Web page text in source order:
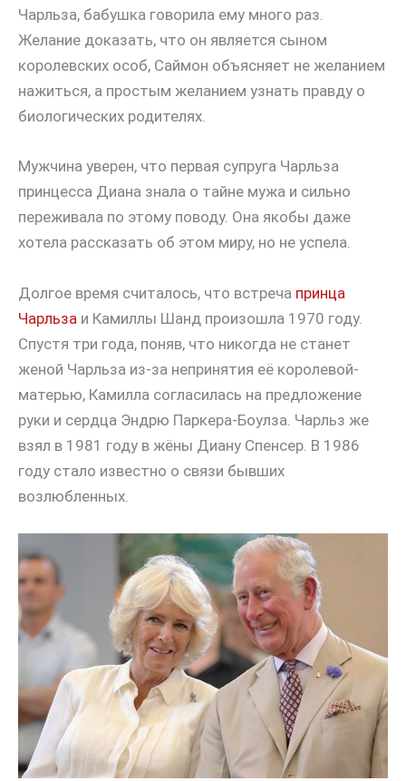
Чарльза, бабушка говорила ему много раз.
Желание доказать, что он является сыном
королевских особ, Саймон объясняет не желанием
нажиться, а простым желанием узнать правду о
биологических родителях.
Мужчина уверен, что первая супруга Чарльза
принцесса Диана знала о тайне мужа и сильно
переживала по этому поводу. Она якобы даже
хотела рассказать об этом миру, но не успела.
Долгое время считалось, что встреча принца
Чарльза и Камиллы Шанд произошла 1970 году.
Спустя три года, поняв, что никогда не станет
женой Чарльза из-за непринятия её королевой-
матерью, Камилла согласилась на предложение
руки и сердца Эндрю Паркера-Боулза. Чарльз же
взял в 1981 году в жёны Диану Спенсер. В 1986
году стало известно о связи бывших
возлюбленных.